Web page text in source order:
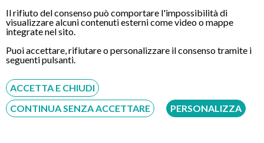
Il rifiuto del consenso può comportare l'impossibilità di
visualizzare alcuni contenuti esterni come video o mappe
integrate nel sito.
Puoi accettare, rifiutare o personalizzare il consenso tramite i
seguenti pulsanti.
ACCETTA E CHIUDI
CONTINUA SENZA ACCETTARE
PERSONALIZZA